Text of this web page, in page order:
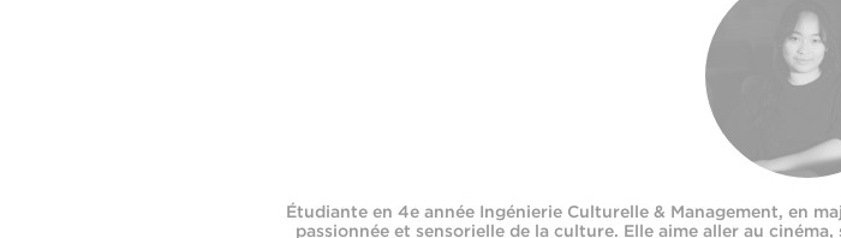
Étudiante en 4e année Ingénierie Culturelle & Management, en
passionnée et sensorielle de la culture. Elle aime aller au